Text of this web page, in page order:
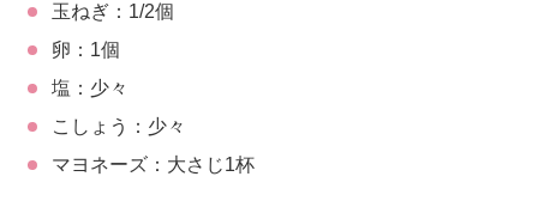
玉ねぎ：1/2個
卵：1個
塩：少々
こしょう：少々
マヨネーズ：大さじ1杯